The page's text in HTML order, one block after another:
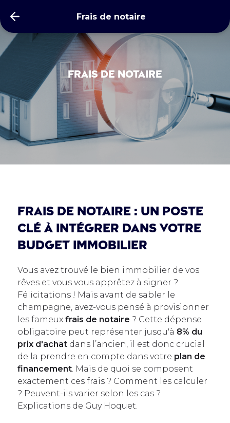
Frais de notaire
Frais de notaire
FRAIS DE NOTAIRE : UN POSTE
CLÉ À INTÉGRER DANS VOTRE
BUDGET IMMOBILIER
Vous avez trouvé le bien immobilier de vos
rêves et vous vous apprêtez à signer ?
Félicitations ! Mais avant de sabler le
champagne, avez-vous pensé à provisionner
les fameux frais de notaire ? Cette dépense
obligatoire peut représenter jusqu'à 8% du
prix d'achat dans l’ancien, il est donc crucial
de la prendre en compte dans votre plan de
financement. Mais de quoi se composent
exactement ces frais ? Comment les calculer
? Peuvent-ils varier selon les cas ?
Explications de Guy Hoquet.